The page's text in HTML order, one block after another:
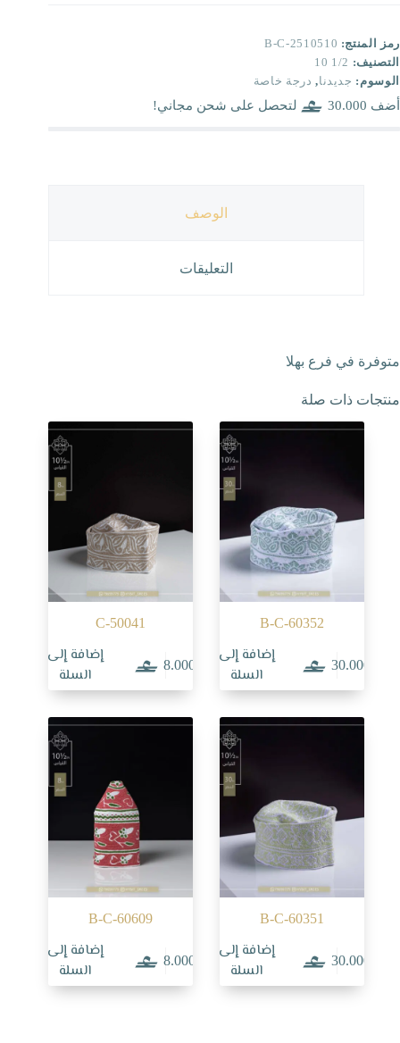
رمز المنتج: B-C-2510510
التصنيف: 1/2 10
الوسوم: جديدنا, درجة خاصة
أضف 30.000 لتحصل على شحن مجاني!
الوصف
التعليقات
متوفرة في فرع بهلا
منتجات ذات صلة
B-C-60352
30.000
إضافة إلى
السلة
C-50041
8.000
إضافة إلى
السلة
B-C-60351
30.000
إضافة إلى
السلة
B-C-60609
8.000
إضافة إلى
السلة